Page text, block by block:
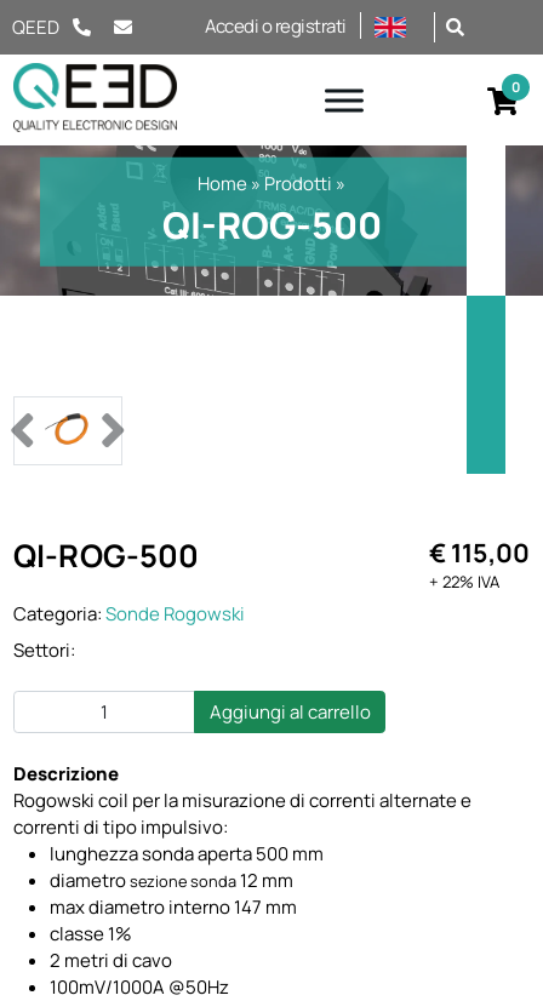
QEED Accedi o registrati
Home»Prodotti »
QI-ROG-500
Previous Next
€ 115,00
+ 22% IVA
QI-ROG-500
Categoria:Sonde Rogowski
Settori:
Aggiungi al carrello
Descrizione
Rogowski coil per la misurazione di correnti alternate e
correnti di tipo impulsivo:
lunghezza sonda aperta 500 mm
diametrosezione sonda 12 mm
max diametro interno 147 mm
classe 1%
2 metri di cavo
100mV/1000A @50Hz